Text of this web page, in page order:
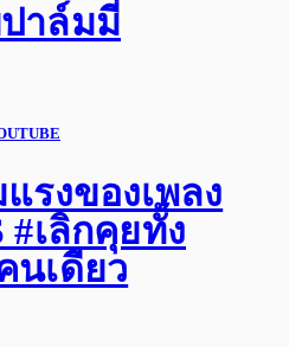
าล์มมี่
รงของเพลง
#เลิกคุยทั้ง
นเดียว